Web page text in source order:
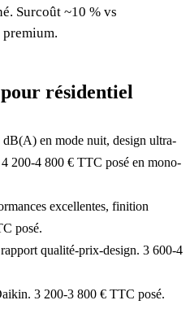
Surcoût ~10 % vs
résidentiel
en mode nuit, design ultra-
200-4 800 € TTC posé en mono-
excellentes, finition
posé.
qualité-prix-design. 3 600-4
3 200-3 800 € TTC posé.